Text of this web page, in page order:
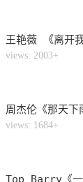
2
王艳薇 《离开
views: 2003+
3views: 1684+